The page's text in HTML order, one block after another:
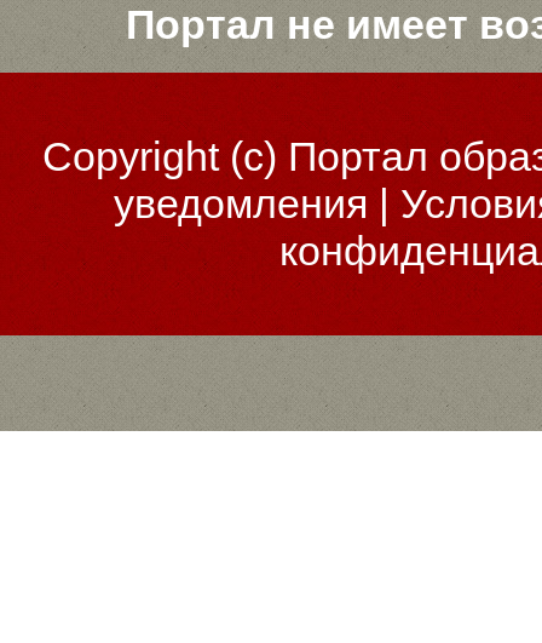
Портал не имеет
Copyright (c)Портал
уведомления |